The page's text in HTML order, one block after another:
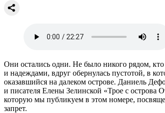
Они остались одни. Не было никого рядом, кто
и надеждами, вдруг обернулась пустотой, в
оказавшийся на далеком острове. Даниель
и писателя Елены Зелинской «Трое с острова
которую мы публикуем в этом номере,
запрет.